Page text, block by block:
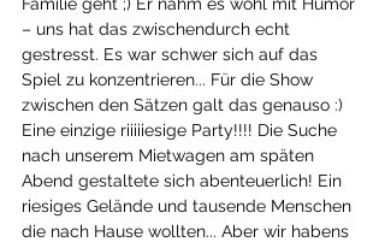
– uns hat das zwischendurch echt
gestresst. Es war schwer sich auf das
Spiel zu konzentrieren... Für die Show
zwischen den Sätzen galt das genauso :)
Eine einzige riiiiiesige Party!!!! Die Suche
nach unserem Mietwagen am späten
Abend gestaltete sich abenteuerlich! Ein
riesiges Gelände und tausende Menschen
die nach Hause wollten... Aber wir habens